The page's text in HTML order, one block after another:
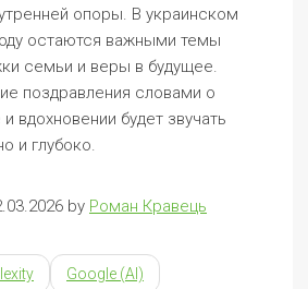
опоры. В украинском
остаются важными темы
семьи и веры в будущее.
поздравления словами о
вдохновении будет звучать
и глубоко.
by Роман Кравець
Google (AI)